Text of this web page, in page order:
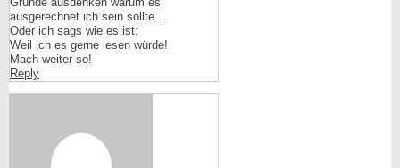
ausgerechnet ich sein sollte…
Oder ich sags wie es ist:
Weil ich es gerne lesen würde!
Mach weiter so!
Reply